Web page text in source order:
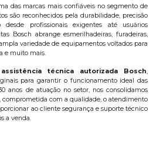
das marcas mais confiáveis no segmento de
são reconhecidos pela durabilidade, precisão
profissionais exigentes até usuários
Bosch abrange esmerilhadeiras, furadeiras,
variedade de equipamentos voltados para
e muito mais.
assistência técnica autorizada Bosch,
para garantir o funcionamento ideal das
anos de atuação no setor, nos consolidamos
comprometida com a qualidade, o atendimento
ao cliente segurança e suporte técnico
a venda.